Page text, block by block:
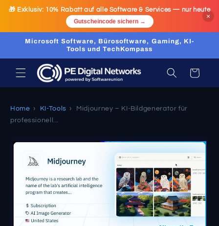
🎁 Exklusiv: 10% Rabattauf alle Software & Services — nur heute
Gutscheincode sichern →
×
zum
Microsoft Software, Bürosoftware, Gaming, KI-
Tools und TechKompass
Warenkorb
Home › KI-Tools ›
Midjourney – KI-Bildgenerator für
professionell...